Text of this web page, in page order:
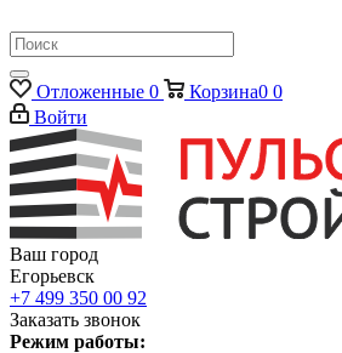
Отложенные 0 Корзина0 0
Войти
Ваш город
Егорьевск
+7 499 350 00 92
Заказать звонок
Режим работы: